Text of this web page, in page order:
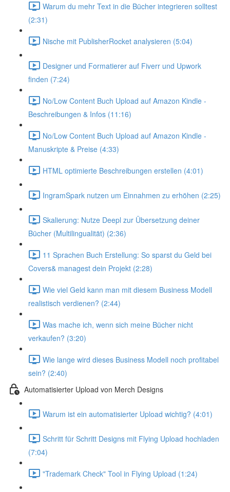
Warum du mehr Text in die Bücher integrieren solltest
(2:31)
Nische mit PublisherRocket analysieren (5:04)
Designer und Formatierer auf Fiverr und Upwork
finden (7:24)
No/Low Content Buch Upload auf Amazon Kindle -
Beschreibungen & Infos (11:16)
No/Low Content Buch Upload auf Amazon Kindle -
Manuskripte & Preise (4:33)
HTML optimierte Beschreibungen erstellen (4:01)
IngramSpark nutzen um Einnahmen zu erhöhen (2:25)
Skalierung: Nutze Deepl zur Übersetzung deiner
Bücher (Multilingualität) (2:36)
11 Sprachen Buch Erstellung: So sparst du Geld bei
Covers& managest dein Projekt (2:28)
Wie viel Geld kann man mit diesem Business Modell
realistisch verdienen? (2:44)
Was mache ich, wenn sich meine Bücher nicht
verkaufen? (3:20)
Wie lange wird dieses Business Modell noch profitabel
sein? (2:40)
Automatisierter Upload von Merch Designs
Warum ist ein automatisierter Upload wichtig? (4:01)
Schritt für Schritt Designs mit Flying Upload hochladen
(7:04)
"Trademark Check" Tool in Flying Upload (1:24)